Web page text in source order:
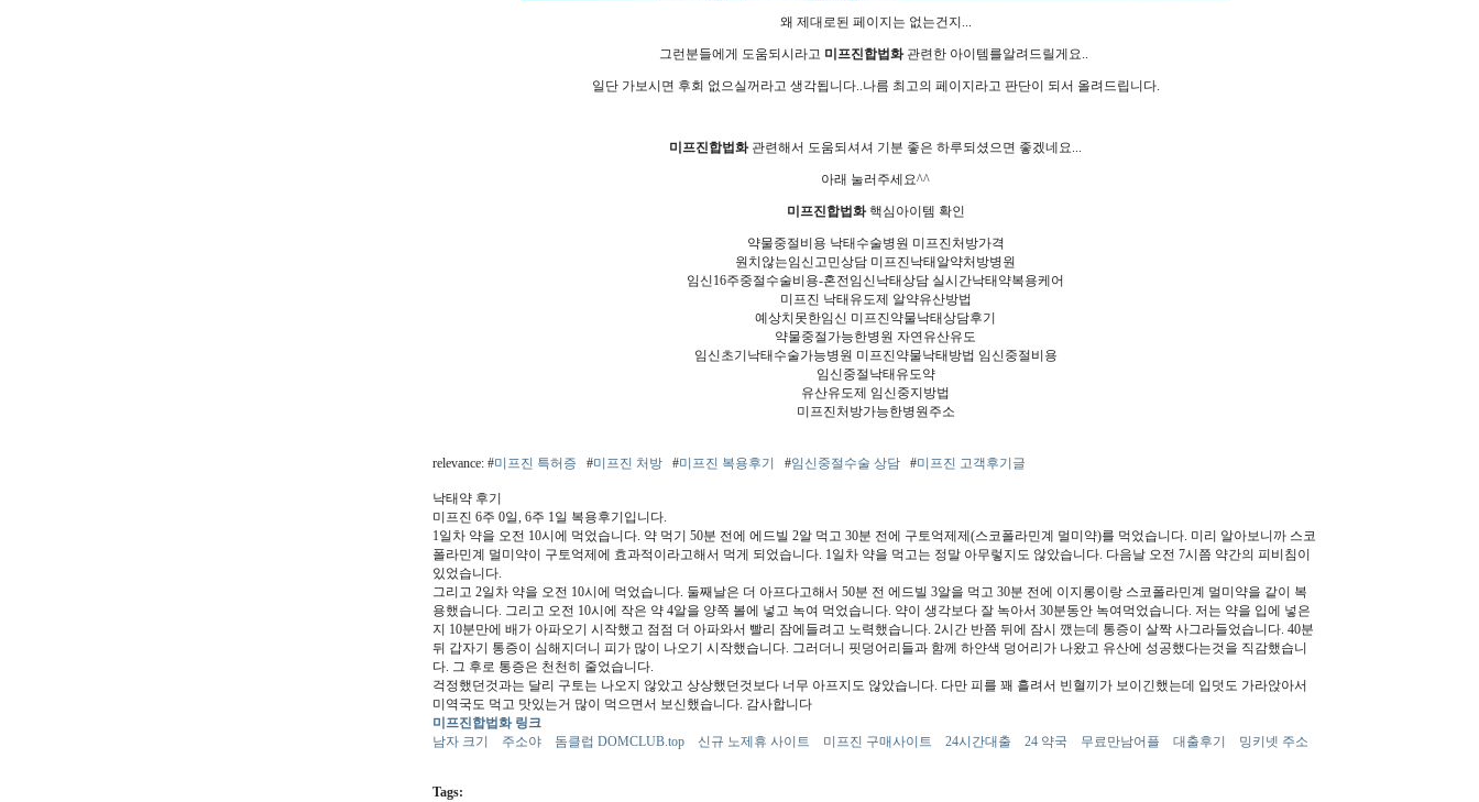
왜 제대로된 페이지는 없는건지...
그런분들에게 도움되시라고 미프진합법화관련한 아이템를알려드릴게요..
일단 가보시면 후회 없으실꺼라고 생각됩니다..나름 최고의 페이지라고 판단이 되서 올려드립니다.
미프진합법화관련해서 도움되셔셔 기분 좋은 하루되셨으면 좋겠네요...
아래 눌러주세요^^
미프진합법화핵심아이템 확인
약물중절비용 낙태수술병원 미프진처방가격
원치않는임신고민상담 미프진낙태알약처방병원
임신16주중절수술비용-혼전임신낙태상담 실시간낙태약복용케어
미프진 낙태유도제 알약유산방법
예상치못한임신 미프진약물낙태상담후기
약물중절가능한병원 자연유산유도
임신초기낙태수술가능병원 미프진약물낙태방법 임신중절비용
임신중절낙태유도약
유산유도제 임신중지방법
미프진처방가능한병원주소
relevance: #미프진 특허증 #미프진 처방#미프진 복용후기 #임신중절수술 상담#미프진 고객후기글
낙태약 후기
미프진 6주 0일, 6주 1일 복용후기입니다.
1일차 약을 오전 10시에 먹었습니다. 약 먹기 50분 전에 에드빌 2알 먹고 30분 전에 구토억제제(스코폴라민계 멀미약)를 먹었습니다. 미리 알아보니까 스코
폴라민계 멀미약이 구토억제에 효과적이라고해서 먹게 되었습니다. 1일차 약을 먹고는 정말 아무렇지도 않았습니다. 다음날 오전 7시쯤 약간의 피비침이
있었습니다.
그리고 2일차 약을 오전 10시에 먹었습니다. 둘째날은 더 아프다고해서 50분 전 에드빌 3알을 먹고 30분 전에 이지롱이랑 스코폴라민계 멀미약을 같이 복
용했습니다. 그리고 오전 10시에 작은 약 4알을 양쪽 볼에 넣고 녹여 먹었습니다. 약이 생각보다 잘 녹아서 30분동안 녹여먹었습니다. 저는 약을 입에 넣은
지 10분만에 배가 아파오기 시작했고 점점 더 아파와서 빨리 잠에들려고 노력했습니다. 2시간 반쯤 뒤에 잠시 깼는데 통증이 살짝 사그라들었습니다. 40분
뒤 갑자기 통증이 심해지더니 피가 많이 나오기 시작했습니다. 그러더니 핏덩어리들과 함께 하얀색 덩어리가 나왔고 유산에 성공했다는것을 직감했습니
다. 그 후로 통증은 천천히 줄었습니다.
걱정했던것과는 달리 구토는 나오지 않았고 상상했던것보다 너무 아프지도 않았습니다. 다만 피를 꽤 흘려서 빈혈끼가 보이긴했는데 입덧도 가라앉아서
미역국도 먹고 맛있는거 많이 먹으면서 보신했습니다. 감사합니다
미프진합법화 링크
남자 크기
주소야 돔클럽 DOMCLUB.top 신규 노제휴 사이트 미프진 구매사이트 24시간대출 24 약국 무료만남어플 대출후기 밍키넷 주소
Tags: